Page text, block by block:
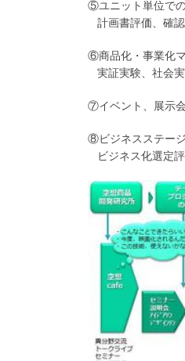
⑤ユニット単位で
計画書評価、確認
⑥商品化・事業化
実証実験、社会
⑦イベント、展示
⑧ビジネスステー
ビジネス化選定